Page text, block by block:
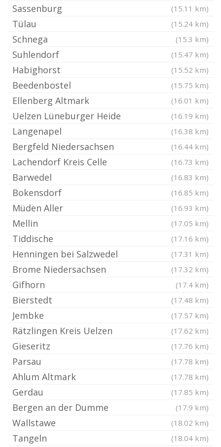
Sassenburg (15.11 km)
Tülau (15.24 km)
Schnega (15.3 km)
Suhlendorf (15.47 km)
Habighorst (15.52 km)
Beedenbostel (15.75 km)
Ellenberg Altmark (16.01 km)
Uelzen Lüneburger Heide (16.19 km)
Langenapel (16.38 km)
Bergfeld Niedersachsen (16.44 km)
Lachendorf Kreis Celle (16.73 km)
Barwedel (16.83 km)
Bokensdorf (16.85 km)
Müden Aller (16.93 km)
Mellin (17.05 km)
Tiddische (17.16 km)
Henningen bei Salzwedel (17.31 km)
Brome Niedersachsen (17.32 km)
Gifhorn (17.4 km)
Bierstedt (17.48 km)
Jembke (17.57 km)
Rätzlingen Kreis Uelzen (17.62 km)
Gieseritz (17.76 km)
Parsau (17.78 km)
Ahlum Altmark (17.78 km)
Gerdau (17.85 km)
Bergen an der Dumme (17.9 km)
Wallstawe (18.02 km)
Tangeln (18.04 km)